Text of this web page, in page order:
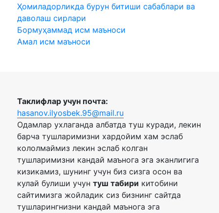
Ҳомиладорликда бурун битиши сабаблари ва
даволаш сирлари
Бормуҳаммад исм маъноси
Амал исм маъноси
Таклифлар учун почта:
hasanov.ilyosbek.95@mail.ru
Одамлар ухлаганда албатда туш куради, лекин
барча тушларимизни хардойим хам эслаб
кололмаймиз лекин эслаб колган
тушларимизни кандай маънога эга эканлигига
кизикамиз, шунинг учун биз сизга осон ва
кулай булиши учун туш табири китобини
сайтимизга жойладик сиз бизнинг сайтда
тушларингнизни кандай маънога эга